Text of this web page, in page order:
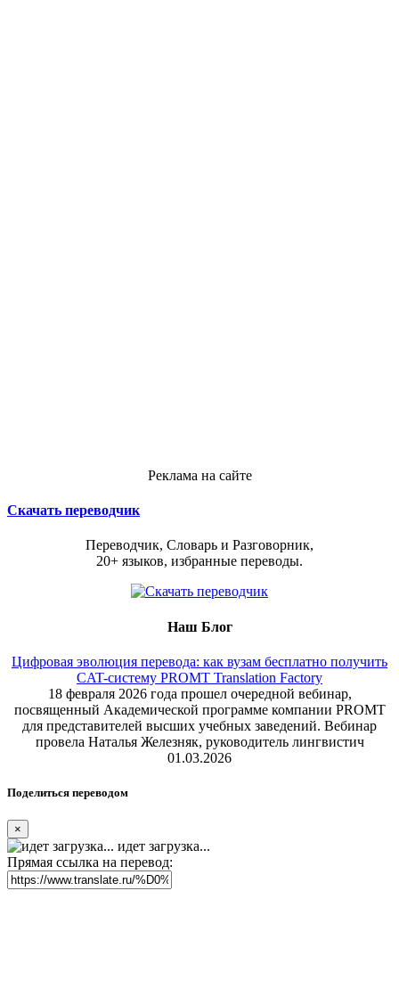
Реклама на сайте
Скачать переводчик
Переводчик, Словарь и Разговорник,
20+ языков, избранные переводы.
Наш Блог
Цифровая эволюция перевода: как вузам бесплатно получить
CAT-систему PROMT Translation Factory
18 февраля 2026 года прошел очередной вебинар,
посвященный Академической программе компании PROMT
для представителей высших учебных заведений. Вебинар
провела Наталья Железняк, руководитель лингвистич
01.03.2026
Поделиться переводом
×
идет загрузка...
Прямая ссылка на перевод: